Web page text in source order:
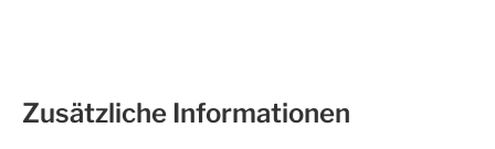
Zusätzliche Informationen